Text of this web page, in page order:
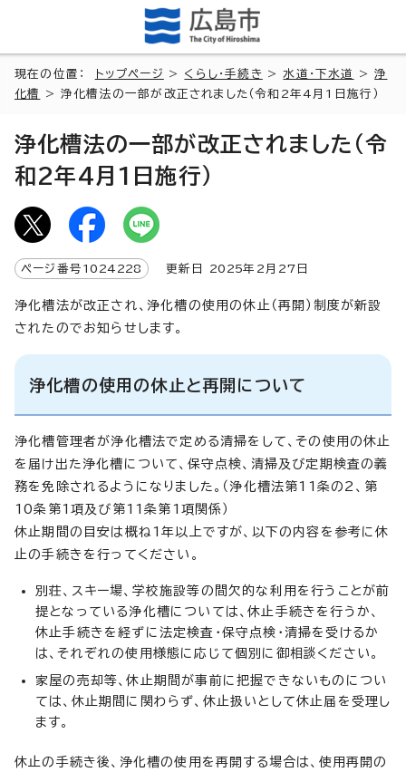
現在の位置： トップページ > くらし・手続き >水道・下水道 >浄
化槽
> 浄化槽法の一部が改正されました（令和2年4月1日施行）
浄化槽法の一部が改正されました（令
和2年4月1日施行）
ページ番号 1024228 更新日 2025年2月 27 日
浄化槽法が改正され、浄化槽の使用の休止（再開）制度が新設
されたのでお知らせします。
浄化槽の使用の休止と再開について
浄化槽管理者が浄化槽法で定める清掃をして、その使用の休止
を届け出た浄化槽について、保守点検、清掃及び定期検査の義
務を免除されるようになりました。（浄化槽法第11条の2、第
10条第1項及び第11条第1項関係）
休止期間の目安は概ね1年以上ですが、以下の内容を参考に休
止の手続きを行ってください。
別荘、スキー場、学校施設等の間欠的な利用を行うことが前
提となっている浄化槽については、休止手続きを行うか、
休止手続きを経ずに法定検査・保守点検・清掃を受けるか
は、それぞれの使用様態に応じて個別に御相談ください。
家屋の売却等、休止期間が事前に把握できないものについ
ては、休止期間に関わらず、休止扱いとして休止届を受理し
ます。
休止の手続き後、浄化槽の使用を再開する場合は、使用再開の